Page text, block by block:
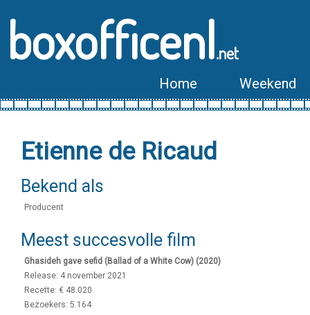
boxofficenl.net
Home Weekend
Etienne de Ricaud
Bekend als
Producent
Meest succesvolle film
Ghasideh gave sefid (Ballad of a White Cow) (2020)
Release: 4 november 2021
Recette: € 48.020
Bezoekers: 5.164